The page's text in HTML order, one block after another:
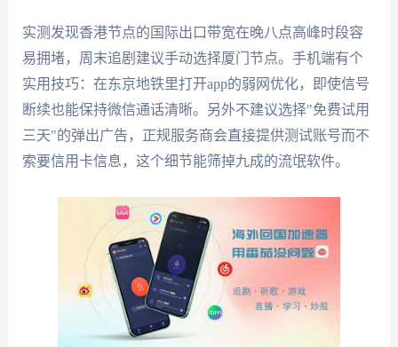
实测发现香港节点的国际出口带宽在晚八点高峰时段容
易拥堵，周末追剧建议手动选择厦门节点。手机端有个
实用技巧：在东京地铁里打开app的弱网优化，即使信号
断续也能保持微信通话清晰。另外不建议选择"免费试用
三天"的弹出广告，正规服务商会直接提供测试账号而不
索要信用卡信息，这个细节能筛掉九成的流氓软件。